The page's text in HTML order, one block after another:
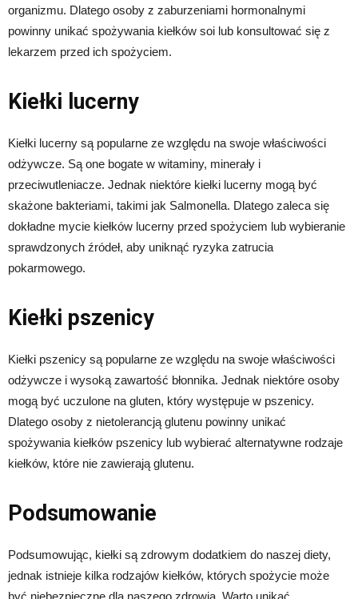
organizmu. Dlatego osoby z zaburzeniami hormonalnymi
powinny unikać spożywania kiełków soi lub konsultować się z
lekarzem przed ich spożyciem.
Kiełki lucerny
Kiełki lucerny są popularne ze względu na swoje właściwości
odżywcze. Są one bogate w witaminy, minerały i
przeciwutleniacze. Jednak niektóre kiełki lucerny mogą być
skażone bakteriami, takimi jak Salmonella. Dlatego zaleca się
dokładne mycie kiełków lucerny przed spożyciem lub wybieranie
sprawdzonych źródeł, aby uniknąć ryzyka zatrucia
pokarmowego.
Kiełki pszenicy
Kiełki pszenicy są popularne ze względu na swoje właściwości
odżywcze i wysoką zawartość błonnika. Jednak niektóre osoby
mogą być uczulone na gluten, który występuje w pszenicy.
Dlatego osoby z nietolerancją glutenu powinny unikać
spożywania kiełków pszenicy lub wybierać alternatywne rodzaje
kiełków, które nie zawierają glutenu.
Podsumowanie
Podsumowując, kiełki są zdrowym dodatkiem do naszej diety,
jednak istnieje kilka rodzajów kiełków, których spożycie może